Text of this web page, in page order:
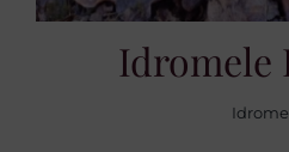
Idromele